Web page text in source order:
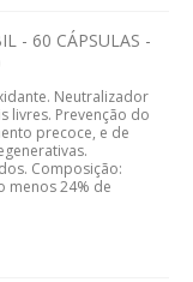
- 60 CÁPSULAS -
Neutralizador
livres. Prevenção do
precoce, e de
Composição:
menos 24% de